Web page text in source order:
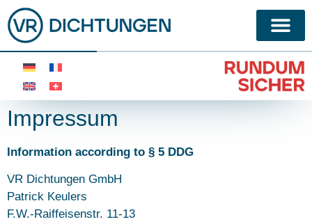
Impressum
Information according to § 5 DDG
VR Dichtungen GmbH
Patrick Keulers
F.W.-Raiffeisenstr. 11-13